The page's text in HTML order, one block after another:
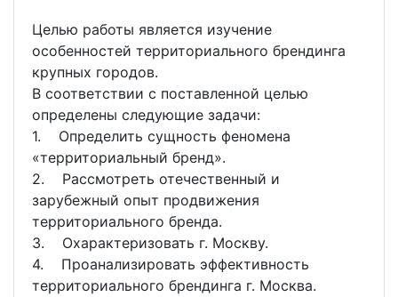
Целью работы является изучение
особенностей территориального брендинга
крупных городов.
В соответствии с поставленной целью
определены следующие задачи:
1. Определить сущность феномена
«территориальный бренд».
2. Рассмотреть отечественный и
зарубежный опыт продвижения
территориального бренда.
3. Охарактеризовать г. Москву.
4. Проанализировать эффективность
территориального брендинга г. Москва.